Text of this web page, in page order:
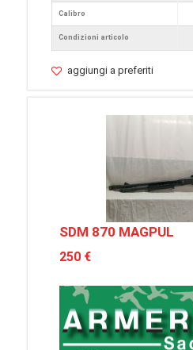
Calibro
Condizioni articolo
aggiungi a preferiti
SDM 870 MAGPUL
250 €